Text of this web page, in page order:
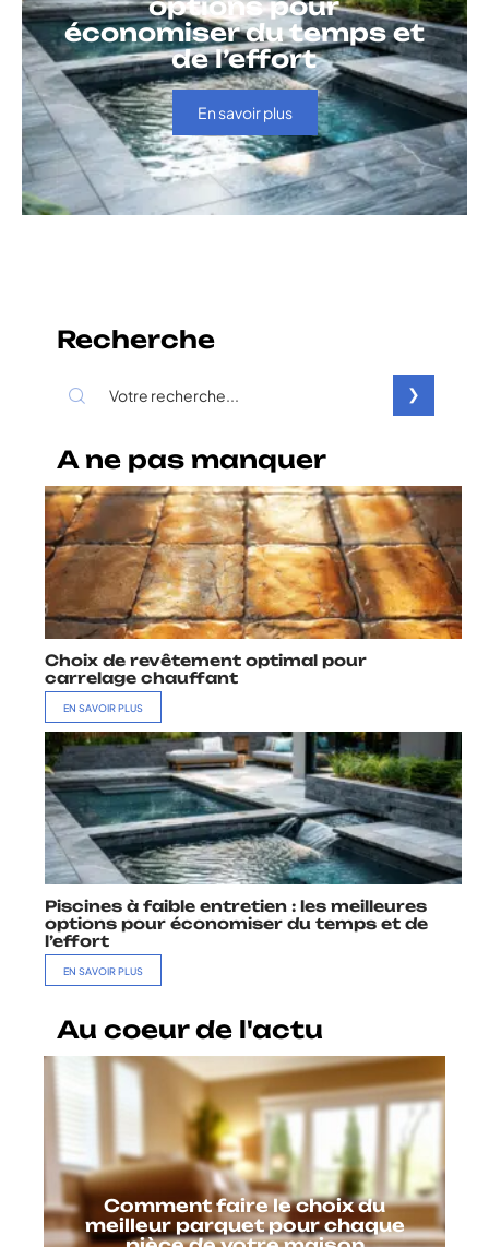
options pour
économiser du temps et
de l’effort
En savoir plus
Recherche
A ne pas manquer
Choix de revêtement optimal pour
carrelage chauffant
EN SAVOIR PLUS
Piscines à faible entretien : les meilleures
options pour économiser du temps et de
l’effort
EN SAVOIR PLUS
Au coeur de l'actu
Comment faire le choix du
meilleur parquet pour chaque